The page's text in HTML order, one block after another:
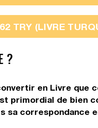
TRY (LIVRE
?
en Livre que
de bien
correspondance